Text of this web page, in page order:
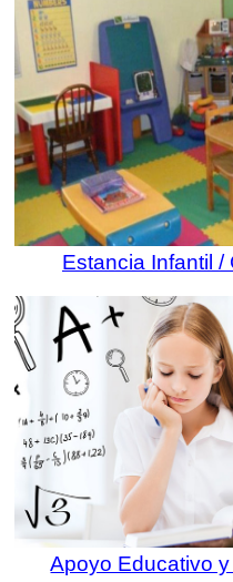
Estancia Infantil /
Apoyo Educativo